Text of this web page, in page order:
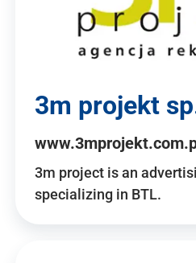
3m projekt
3m project is an
specializing in BTL.